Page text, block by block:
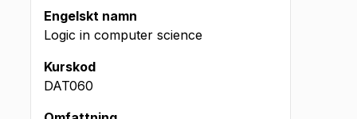
Engelskt namn
Logic in computer science
Kurskod
DAT060